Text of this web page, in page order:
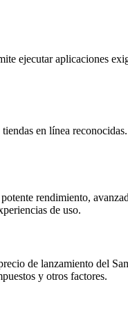
ejecutar aplicaciones
en línea
rendimiento,
de uso.
de lanzamiento del
y otros factores.